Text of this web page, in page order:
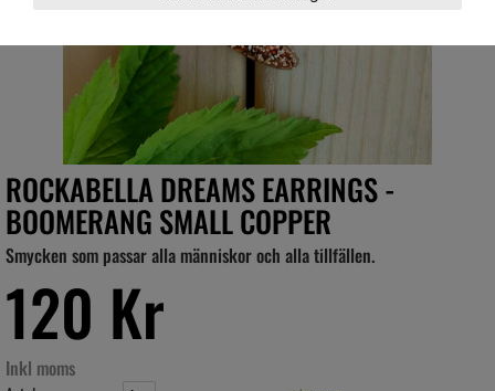
ROCKABELLA DREAMS EARRINGS -
BOOMERANG SMALL COPPER
Smycken som passar alla människor och alla tillfällen.
120 Kr
Inkl moms